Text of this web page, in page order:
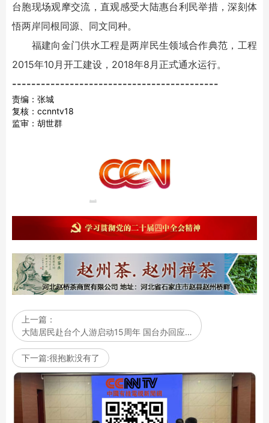
台胞现场观摩交流，直观感受大陆惠台利民举措，深刻体
悟两岸同根同源、同文同种。
福建向金门供水工程是两岸民生领域合作典范，工程
2015年10月开工建设，2018年8月正式通水运行。
-------------------------------------------
责编：张城
复核：ccnntv18
监审：胡世群
上一篇：
大陆居民赴台个人游启动15周年 国台办回应…
下一篇:很抱歉没有了